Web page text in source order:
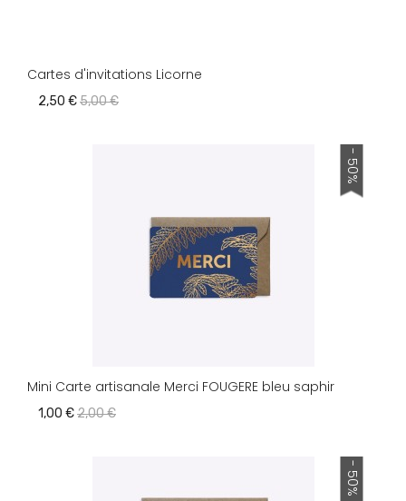
Cartes d'invitations Licorne
2,50 €5,00 €
- 50%
Mini Carte artisanale Merci FOUGERE bleu saphir
1,00 €2,00 €
- 50%